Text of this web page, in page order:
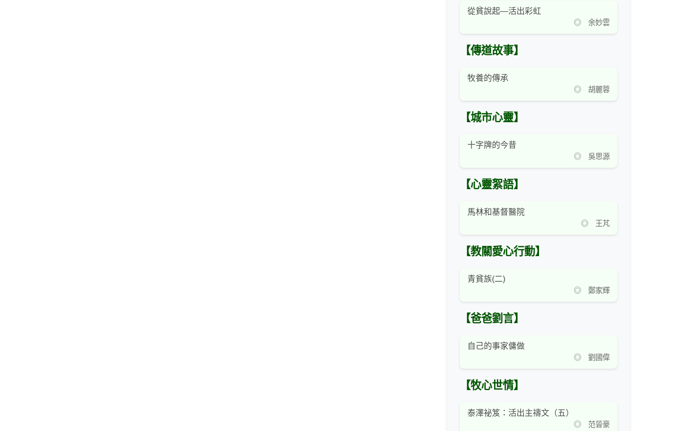
從貧說起—活出彩虹
◎ 余妙雲
【傳道故事】
牧養的傳承
◎ 胡麗蓉
【城市心靈】
十字牌的今昔
◎ 吳思源
【心靈絮語】
馬林和基督醫院
◎ 王芃
【教關愛心行動】
青貧族(二)
◎ 鄭家輝
【爸爸劉言】
自己的事家傭做
◎ 劉國偉
【牧心世情】
泰澤祕笈：活出主禱文（五）
◎ 范晉豪